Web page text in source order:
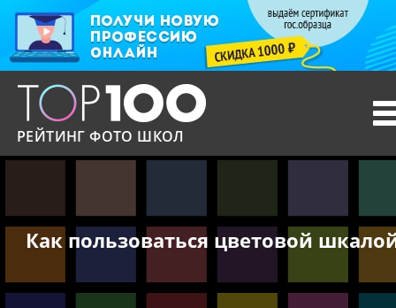
РЕЙТИНГ ФОТО ШКОЛ
Как пользоваться цветовой